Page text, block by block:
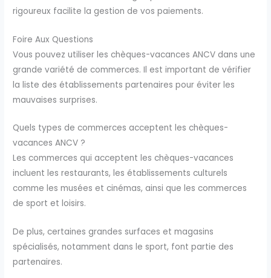
rigoureux facilite la gestion de vos paiements.
Foire Aux Questions
Vous pouvez utiliser les chèques-vacances ANCV dans une
grande variété de commerces. Il est important de vérifier
la liste des établissements partenaires pour éviter les
mauvaises surprises.
Quels types de commerces acceptent les chèques-
vacances ANCV ?
Les commerces qui acceptent les chèques-vacances
incluent les restaurants, les établissements culturels
comme les musées et cinémas, ainsi que les commerces
de sport et loisirs.
De plus, certaines grandes surfaces et magasins
spécialisés, notamment dans le sport, font partie des
partenaires.